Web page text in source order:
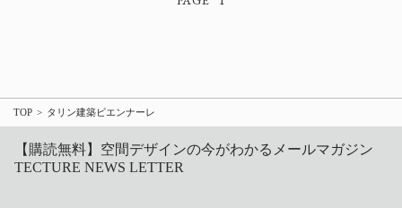
TOP タリン建築ビエンナーレ
【購読無料】空間デザインの今がわかるメールマガジン
TECTURE NEWS LETTER